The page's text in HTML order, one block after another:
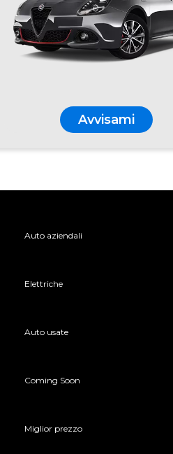
Avvisami
Auto aziendali
Elettriche
Auto usate
Coming Soon
Miglior prezzo